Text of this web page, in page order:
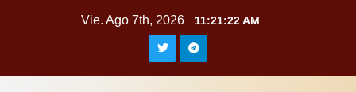
Vie. Ago 7th, 2026 11:21:23 AM